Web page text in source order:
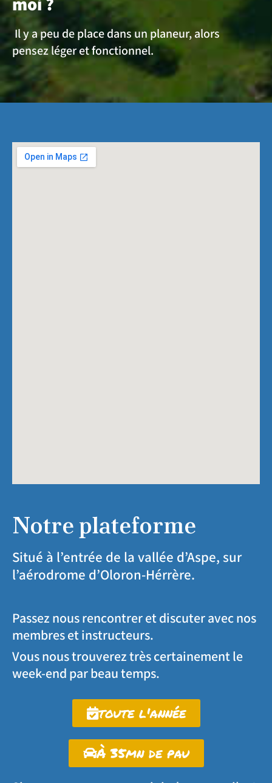
Il y a peu de place dans un planeur, alors
pensez léger et fonctionnel.
Notre plateforme
Situé à l’entrée de la vallée d’Aspe, sur
l’aérodrome d’Oloron-Hérrère.
Passez nous rencontrer et discuter avec nos
membres et instructeurs.
Vous nous trouverez très certainement le
week-end par beau temps.
toute l'année
À 35mn de pau